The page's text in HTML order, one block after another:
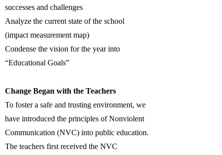
successes and challenges
Analyze the current state of the school
(impact measurement map)
Condense the vision for the year into
“Educational Goals”
Change Began with the Teachers
To foster a safe and trusting environment, we
have introduced the principles of Nonviolent
Communication (NVC) into public education.
The teachers first received the NVC